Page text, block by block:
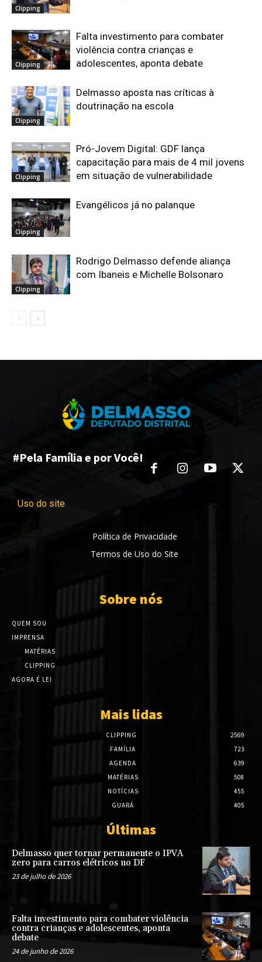
Clipping
Clipping
Falta investimento para combater
violência contra crianças e
adolescentes, aponta debate
Clipping
Delmasso aposta nas críticas à
doutrinação na escola
Clipping
Pró-Jovem Digital: GDF lança
capacitação para mais de 4 mil jovens
em situação de vulnerabilidade
Clipping
Evangélicos já no palanque
Clipping
Rodrigo Delmasso defende aliança
com Ibaneis e Michelle Bolsonaro
#Pela Família e por Você!
Uso do site
Política de Privacidade
Termos de Uso do Site
Sobre nós
QUEM SOU
IMPRENSA
MATÉRIAS
CLIPPING
AGORA É LEI
Mais lidas
CLIPPING
2569
FAMÍLIA
723
AGENDA
639
MATÉRIAS
508
NOTÍCIAS
455
GUARÁ
405
Últimas
Delmasso quer tornar permanente o IPVA
zero para carros elétricos no DF
23 de julho de 2026
Falta investimento para combater violência
contra crianças e adolescentes, aponta
debate
24 de junho de 2026